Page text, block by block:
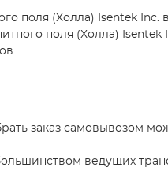
поля (Холла) Isentek
поля (Холла)
заказ самовывозом
ведущих